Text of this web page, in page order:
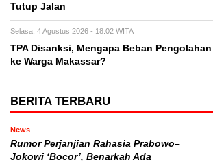
Tutup Jalan
Selasa, 4 Agustus 2026 - 18:02 WITA
TPA Disanksi, Mengapa Beban
ke Warga Makassar?
BERITA TERBARU
News
Rumor Perjanjian Rahasia Prabowo–
Jokowi ‘Bocor’, Benarkah Ada